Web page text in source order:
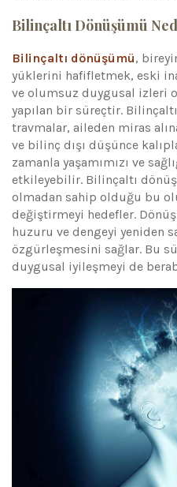
Bilinçaltı Dönüşümü
Bilinçaltı dönüşümü,
yüklerini hafifletmek, eski
ve olumsuz duygusal izleri
yapılan bir süreçtir.
travmalar, aileden miras
ve bilinç dışı düşünce
zamanla yaşamımızı ve
etkileyebilir. Bilinçaltı
olmadan sahip olduğu bu
değiştirmeyi hedefler.
huzuru ve dengeyi yeniden
özgürleşmesini sağlar. Bu
duygusal iyileşmeyi de